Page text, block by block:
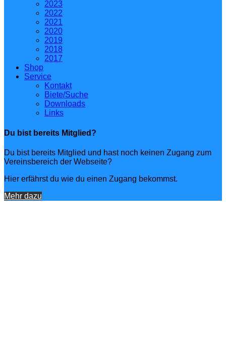
2023
2022
2021
2020
2019
2018
2017
Shop
Service
Kontakt
Biete/Suche
Downloads
Links
Du bist bereits Mitglied?
Du bist bereits Mitglied und hast noch keinen Zugang zum
Vereinsbereich der Webseite?
Hier erfährst du wie du einen Zugang bekommst.
Mehr dazu